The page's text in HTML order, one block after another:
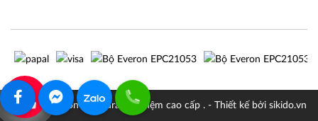
© 2026 Everon chăn drap gối nệm cao cấp . - Thiết kế bởi sikido.vn
0907322242